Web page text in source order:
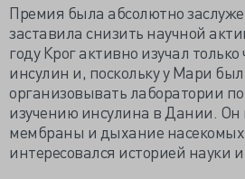
Премия была абсолютно
заставила снизить научной
году Крог активно изучал
инсулин и, поскольку у Мари
организовывать лаборатории
изучению инсулина в Дании. Он
мембраны и дыхание
интересовался историей науки